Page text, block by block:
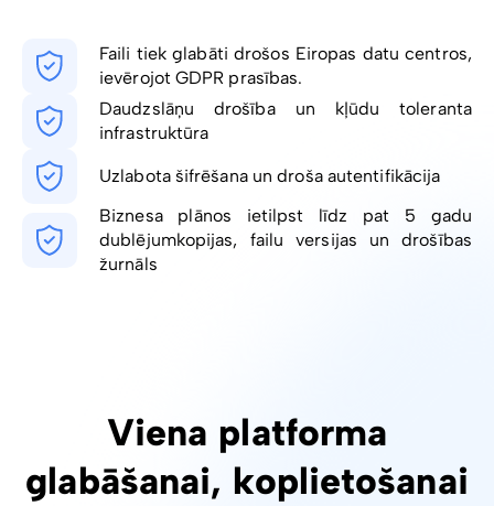
Faili tiek glabāti drošos Eiropas datu centros,
ievērojot GDPR prasības.
Daudzslāņu drošība un kļūdu toleranta
infrastruktūra
Uzlabota šifrēšana un droša autentifikācija
Biznesa plānos ietilpst līdz pat 5 gadu
dublējumkopijas, failu versijas un drošības
žurnāls
Viena platforma
glabāšanai, koplietošanai